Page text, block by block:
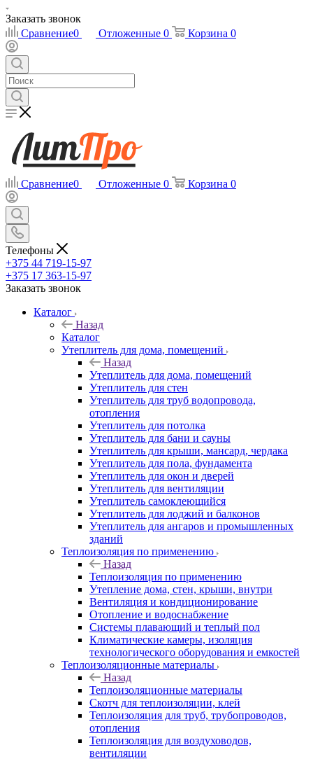
Заказать звонок
Сравнение0 Отложенные 0 Корзина 0
Сравнение0 Отложенные 0 Корзина 0
Телефоны
+375 44 719-15-97
+375 17 363-15-97
Заказать звонок
Каталог
Назад
Каталог
Утеплитель для дома, помещений
Назад
Утеплитель для дома, помещений
Утеплитель для стен
Утеплитель для труб водопровода,
отопления
Утеплитель для потолка
Утеплитель для бани и сауны
Утеплитель для крыши, мансард, чердака
Утеплитель для пола, фундамента
Утеплитель для окон и дверей
Утеплитель для вентиляции
Утеплитель самоклеющийся
Утеплитель для лоджий и балконов
Утеплитель для ангаров и промышленных
зданий
Теплоизоляция по применению
Назад
Теплоизоляция по применению
Утепление дома, стен, крыши, внутри
Вентиляция и кондиционирование
Отопление и водоснабжение
Системы плавающий и теплый пол
Климатические камеры, изоляция
технологического оборудования и емкостей
Теплоизоляционные материалы
Назад
Теплоизоляционные материалы
Скотч для теплоизоляции, клей
Теплоизоляция для труб, трубопроводов,
отопления
Теплоизоляция для воздуховодов,
вентиляции